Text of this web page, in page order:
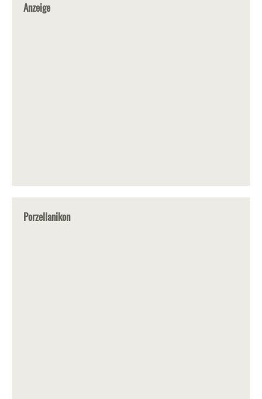
Anzeige
Porzellanikon